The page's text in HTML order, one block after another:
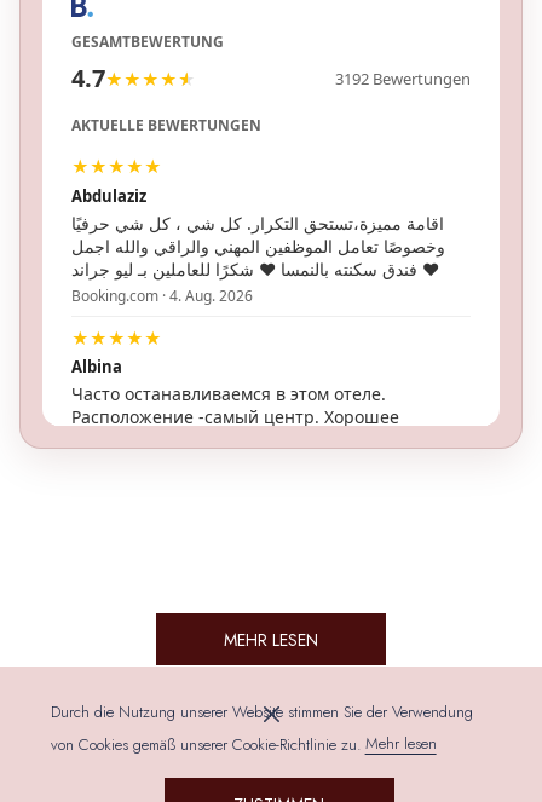
Durch die Nutzung unserer Website stimmen Sie der Verwendung
von Cookies gemäß unserer Cookie-Richtlinie zu. Mehr lesen
MEHR LESEN